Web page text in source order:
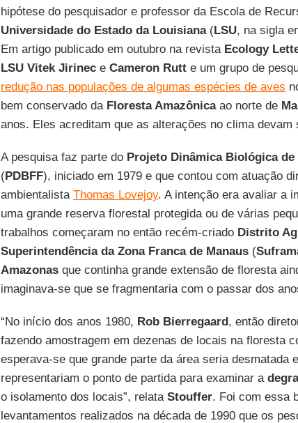
hipótese do pesquisador e professor da Escola de
Universidade do Estado da Louisiana(LSU, na sigla
Em artigo publicado em outubro na revista Ecology
LSU Vitek Jirinece Cameron Rutte um grupo de
redução nas populações de algumas espécies de aves
bem conservado da Floresta Amazônicaao norte de
anos. Eles acreditam que as alterações no clima
A pesquisa faz parte do Projeto Dinâmica Biológica
(PDBFF), iniciado em 1979 e que contou com atuação
ambientalista Thomas Lovejoy. A intenção era avaliar a
uma grande reserva florestal protegida ou de várias
trabalhos começaram no então recém-criado Distrito
Superintendência da Zona Franca de Manaus(
Amazonasque continha grande extensão de floresta
imaginava-se que se fragmentaria com o passar dos
“No início dos anos 1980, Rob Bierregaard, então
fazendo amostragem em dezenas de locais na floresta
esperava-se que grande parte da área seria desmatada
representariam o ponto de partida para examinar a
o isolamento dos locais”, relata Stouffer. Foi com essa
levantamentos realizados na década de 1990 que os